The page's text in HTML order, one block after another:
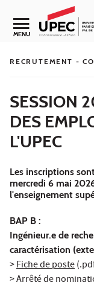
Aller au contenu
Navigation
MENU
RECRUTEMENT -
SESSION
DES
L'UPEC
Les inscriptions
mercredi 6 mai
l'enseignement
BAP B :
Ingénieur.e de
caractérisation
>Fiche de poste
> Arrêté de